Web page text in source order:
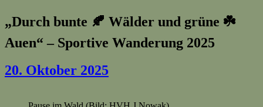
„Durch bunte 🍂 Wälder und grüne ☘️
Auen“ – Sportive Wanderung 2025
20. Oktober 2025